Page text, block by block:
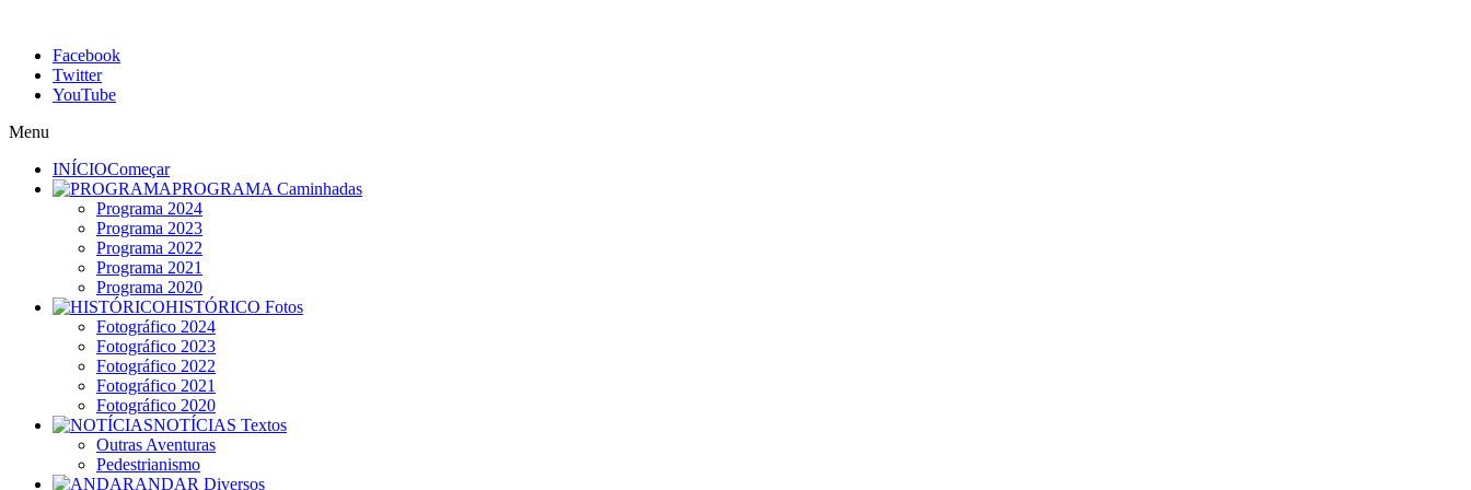
Facebook
Twitter
YouTube
Menu
INÍCIOComeçar
PROGRAMA Caminhadas
Programa 2024
Programa 2023
Programa 2022
Programa 2021
Programa 2020
HISTÓRICO Fotos
Fotográfico 2024
Fotográfico 2023
Fotográfico 2022
Fotográfico 2021
Fotográfico 2020
NOTÍCIAS Textos
Outras Aventuras
Pedestrianismo
ANDAR Diversos